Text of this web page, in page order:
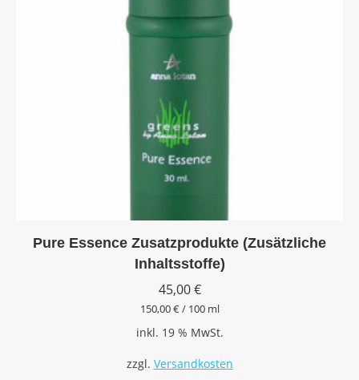
Pure Essence Zusatzprodukte (Zusätzliche
Inhaltsstoffe)
45,00€
150,00€/ 100 ml
inkl. 19 % MwSt.
zzgl. Versandkosten